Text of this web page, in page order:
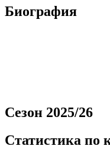
Биография
Сезон 2025/26
Статистика по